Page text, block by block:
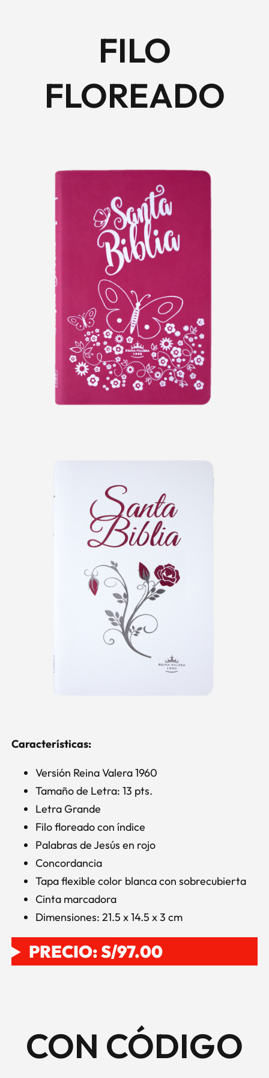
FILO
FLOREADO
Características:
Versión Reina Valera 1960
Tamaño de Letra: 13 pts.
Letra Grande
Filo floreado con índice
Palabras de Jesús en rojo
Concordancia
Tapa flexible color blanca con sobrecubierta
Cinta marcadora
Dimensiones: 21.5 x 14.5 x 3 cm
PRECIO: S/97.00
CON CÓDIGO